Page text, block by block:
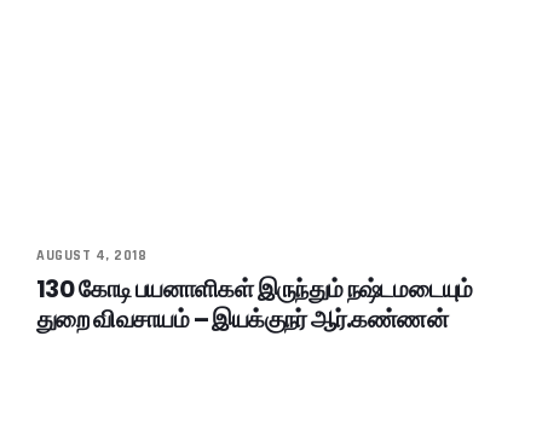
AUGUST 4, 2018
130 கோடி பயனாளிகள் இருந்தும் நஷ்டமடையும்
துறை விவசாயம் – இயக்குநர் ஆர்.கண்ணன்